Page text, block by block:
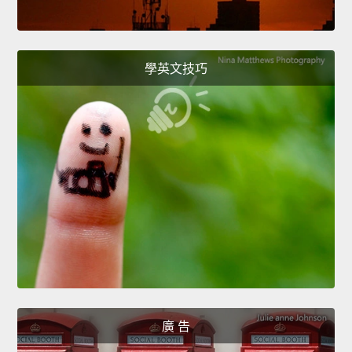
學英文技巧
廣 告